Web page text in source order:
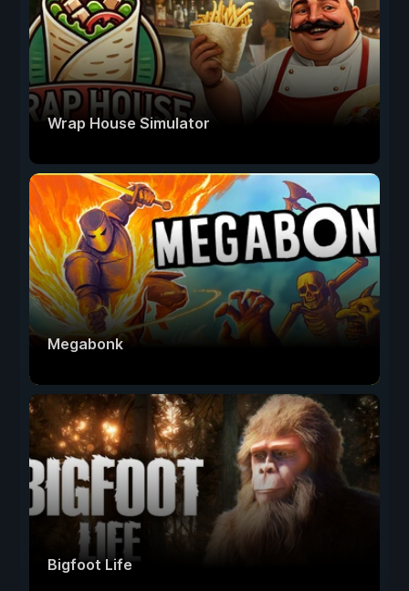
Wrap House Simulator
Megabonk
Bigfoot Life